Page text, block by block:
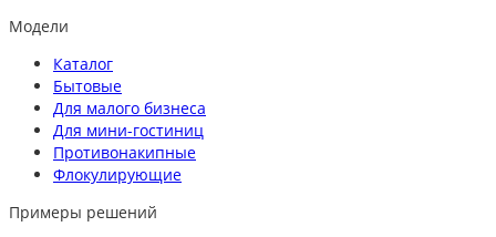
Модели
Каталог
Бытовые
Для малого бизнеса
Для мини-гостиниц
Противонакипные
Флокулирующие
Примеры решений